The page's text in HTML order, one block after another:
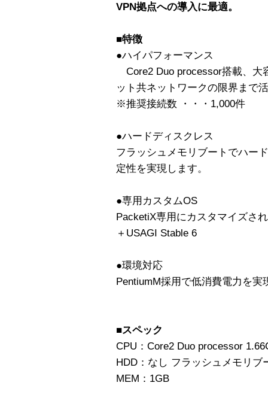
VPN拠点への導入に最適。
■特徴
●ハイパフォーマンス
Core2 Duo processor搭載、大
ット共ネットワークの限界まで
※推奨接続数 ・・・1,000件
●ハードディスクレス
フラッシュメモリブートでハー
定性を実現します。
●専用カスタムOS
PacketiX専用にカスタマイズさ
＋USAGI Stable 6
●環境対応
PentiumM採用で低消費電力を実
■スペック
CPU：Core2 Duo processor
HDD：なし フラッシュメモリブ
MEM：1GB